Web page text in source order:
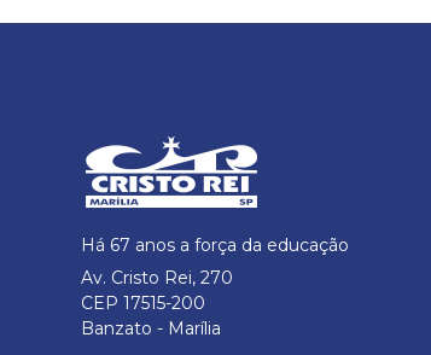
Há 67 anos a força da educação
Av. Cristo Rei, 270
CEP 17515-200
Banzato - Marília